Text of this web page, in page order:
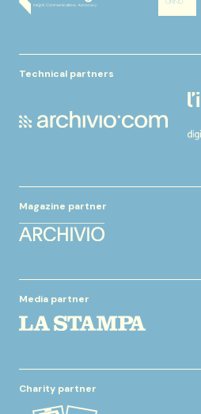
Technical partners
Magazine partner
Media partner
Charity partner